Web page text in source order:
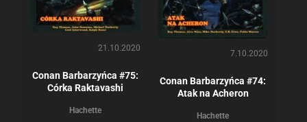
21.10.2020
Conan Barbarzyńca #75:
Córka Raktavashi
Hachette
7.10.2020
Conan Barbarzyńca #74:
Atak na Acheron
Hachette